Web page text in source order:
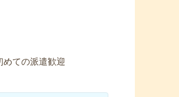
ての派遣歓迎